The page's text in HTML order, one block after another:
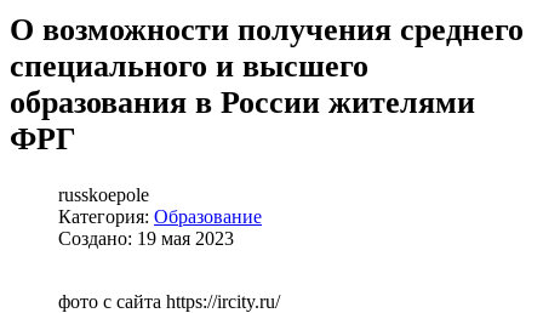
О возможности получения среднего
специального и высшего
образования в России жителями
ФРГ
russkoepole
Категория: Образование
Создано: 19 мая 2023
фото с сайта https://ircity.ru/